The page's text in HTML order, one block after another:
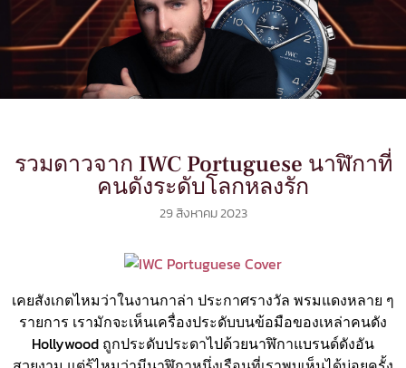
รวมดาวจาก IWC Portuguese นาฬิกาที่
คนดังระดับโลกหลงรัก
29 สิงหาคม 2023
เคยสังเกตไหมว่าในงานกาล่า ประกาศรางวัล พรมแดงหลาย ๆ
รายการ เรามักจะเห็นเครื่องประดับบนข้อมือของเหล่าคนดัง
Hollywood ถูกประดับประดาไปด้วยนาฬิกาแบรนด์ดังอัน